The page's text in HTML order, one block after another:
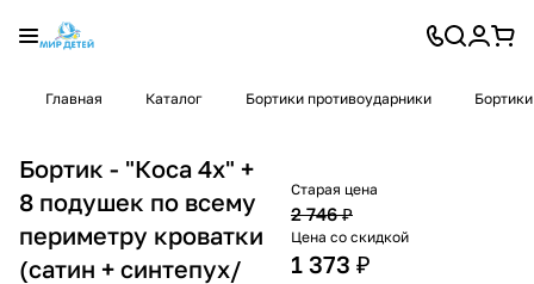
Главная Каталог Бортики противоударники
Бортик - "Коса 4х" +
8 подушек по всему
периметру кроватки
(сатин + синтепух/
Старая цена
2 746 ₽
Цена со скидкой
1 373 ₽